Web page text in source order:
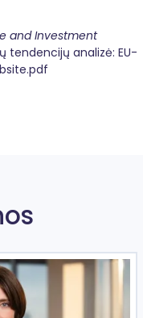
and Investment
tendencijų analizė: EU-